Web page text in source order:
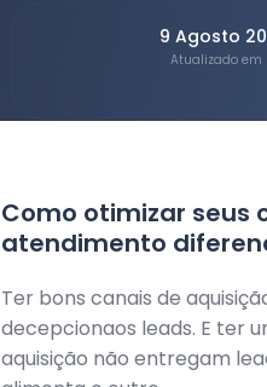
9 Agosto
Atualizado em
Como otimizar seus
atendimento
Ter bons canais de
decepcionaos leads. E ter
aquisição não entregam